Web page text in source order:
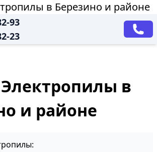
в Березино и районе
93
23
в
и районе